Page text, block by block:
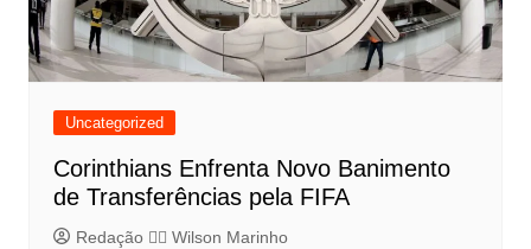
Uncategorized
Corinthians Enfrenta Novo Banimento
de Transferências pela FIFA
Redação 👨‍⚖️​ Wilson Marinho